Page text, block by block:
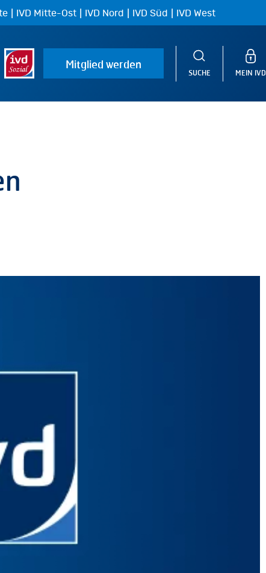
| IVD Mitte-Ost | IVD Nord | IVD Süd | IVD West
Mitglied werden
SUCHE MEIN IVD